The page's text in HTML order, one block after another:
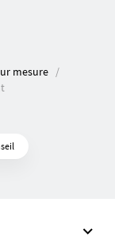
mesure